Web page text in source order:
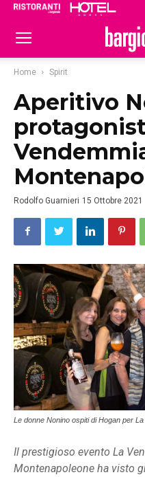
Home Spirit
Aperitivo
Rodolfo Guarnieri 15 Ottobre 2021
Le donne Nonino ospiti di Hogan per
Il prestigioso evento La
Montenapoleone ha visto